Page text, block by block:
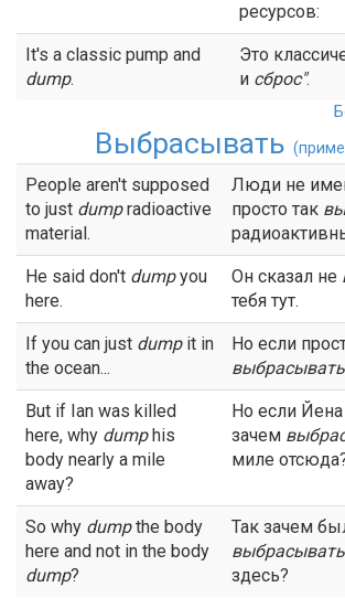
ресурсов:
It's a classic pump and
dump.
Это
и сброс".
Выбрасывать
People aren't supposed
to just dumpradioactive
material.
Люди не
просто так
He said don't dumpyou
here.
Он сказал не
тебя тут.
If you can just dumpit in
the ocean...
Но если
выбрасывать
But if Ian was killed
here, why dumphis
body nearly a mile
away?
Но если
зачем
миле
So why dumpthe body
here and not in the body
dump?
Так зачем
выбрасывать
здесь?